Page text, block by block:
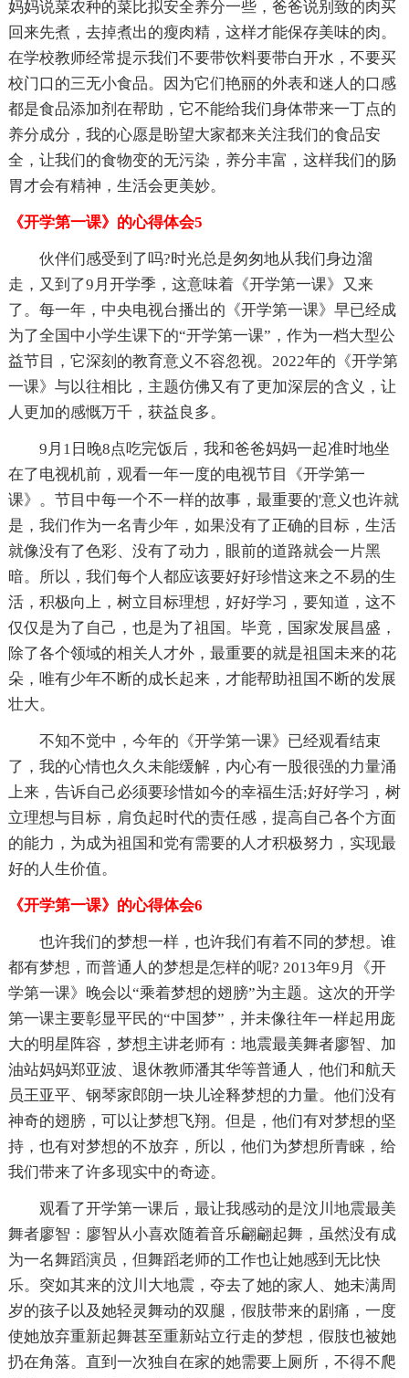
妈妈说菜农种的菜比拟安全养分一些，爸爸说别致的肉买
回来先煮，去掉煮出的瘦肉精，这样才能保存美味的肉。
在学校教师经常提示我们不要带饮料要带白开水，不要买
校门口的三无小食品。因为它们艳丽的外表和迷人的口感
都是食品添加剂在帮助，它不能给我们身体带来一丁点的
养分成分，我的心愿是盼望大家都来关注我们的食品安
全，让我们的食物变的无污染，养分丰富，这样我们的肠
胃才会有精神，生活会更美妙。
《开学第一课》的心得体会5
伙伴们感受到了吗?时光总是匆匆地从我们身边溜
走，又到了9月开学季，这意味着《开学第一课》又来
了。每一年，中央电视台播出的《开学第一课》早已经成
为了全国中小学生课下的“开学第一课”，作为一档大型公
益节目，它深刻的教育意义不容忽视。2022年的《开学第
一课》与以往相比，主题仿佛又有了更加深层的含义，让
人更加的感慨万千，获益良多。
9月1日晚8点吃完饭后，我和爸爸妈妈一起准时地坐
在了电视机前，观看一年一度的电视节目《开学第一
课》。节目中每一个不一样的故事，最重要的'意义也许就
是，我们作为一名青少年，如果没有了正确的目标，生活
就像没有了色彩、没有了动力，眼前的道路就会一片黑
暗。所以，我们每个人都应该要好好珍惜这来之不易的生
活，积极向上，树立目标理想，好好学习，要知道，这不
仅仅是为了自己，也是为了祖国。毕竟，国家发展昌盛，
除了各个领域的相关人才外，最重要的就是祖国未来的花
朵，唯有少年不断的成长起来，才能帮助祖国不断的发展
壮大。
不知不觉中，今年的《开学第一课》已经观看结束
了，我的心情也久久未能缓解，内心有一股很强的力量涌
上来，告诉自己必须要珍惜如今的幸福生活;好好学习，树
立理想与目标，肩负起时代的责任感，提高自己各个方面
的能力，为成为祖国和党有需要的人才积极努力，实现最
好的人生价值。
《开学第一课》的心得体会6
也许我们的梦想一样，也许我们有着不同的梦想。谁
都有梦想，而普通人的梦想是怎样的呢? 2013年9月《开
学第一课》晚会以“乘着梦想的翅膀”为主题。这次的开学
第一课主要彰显平民的“中国梦”，并未像往年一样起用庞
大的明星阵容，梦想主讲老师有：地震最美舞者廖智、加
油站妈妈郑亚波、退休教师潘其华等普通人，他们和航天
员王亚平、钢琴家郎朗一块儿诠释梦想的力量。他们没有
神奇的翅膀，可以让梦想飞翔。但是，他们有对梦想的坚
持，也有对梦想的不放弃，所以，他们为梦想所青睐，给
我们带来了许多现实中的奇迹。
观看了开学第一课后，最让我感动的是汶川地震最美
舞者廖智：廖智从小喜欢随着音乐翩翩起舞，虽然没有成
为一名舞蹈演员，但舞蹈老师的工作也让她感到无比快
乐。突如其来的汶川大地震，夺去了她的家人、她未满周
岁的孩子以及她轻灵舞动的双腿，假肢带来的剧痛，一度
使她放弃重新起舞甚至重新站立行走的梦想，假肢也被她
扔在角落。直到一次独自在家的她需要上厕所，不得不爬